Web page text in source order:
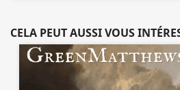
CELA PEUT AUSSI VOUS